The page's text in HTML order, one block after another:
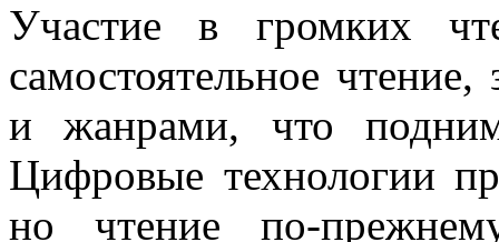
Участие в громких
самостоятельное
и жанрами, что
Цифровые технологии
но чтение по-